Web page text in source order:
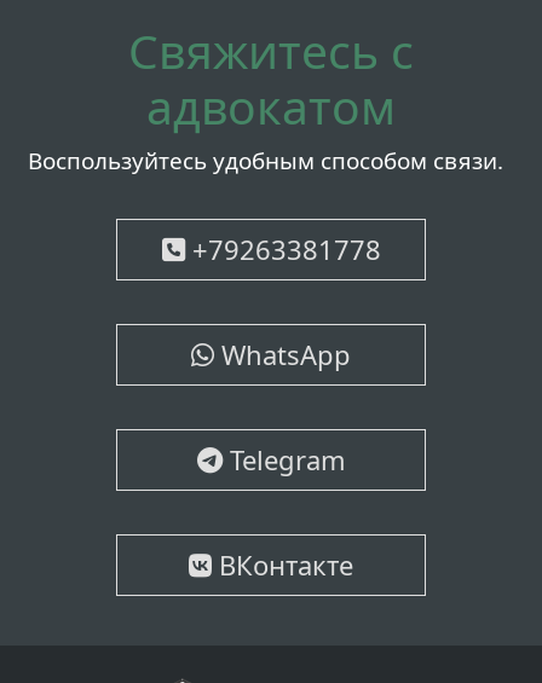
Свяжитесь с
адвокатом
Воспользуйтесь удобным способом связи.
+79263381778
WhatsApp
Telegram
ВКонтакте